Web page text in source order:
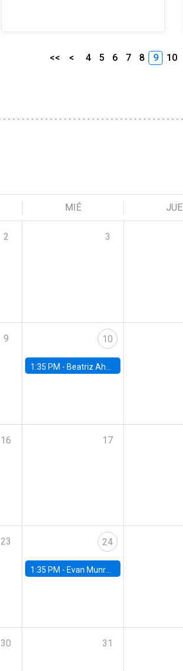
<< < 4 5 6 7 8 9 10
MIÉ JUE
2 3
9 10
1:35 PM - Beatriz Ahumada, PhD candidate, Universidad de Pittsburgh
16 17
23 24
1:35 PM - Evan Munro, Neyman Visiting Assistant Professor in the Department of Statistics at UC Berkeley
30 31